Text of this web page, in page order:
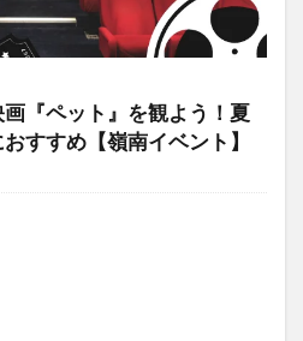
『ペット』を観よう！夏
すすめ【嶺南イベント】